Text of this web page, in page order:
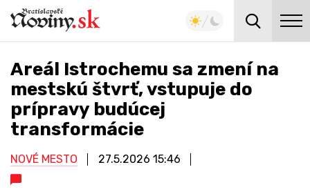
Areál Istrochemu sa zmení na
mestskú štvrť, vstupuje do
prípravy budúcej
transformácie
NOVÉ MESTO 27.5.2026 15:46